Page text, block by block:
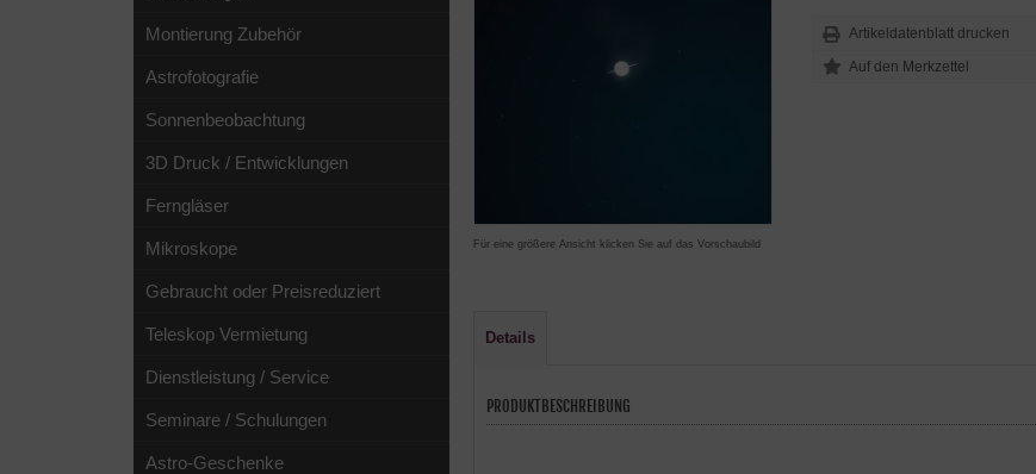
Für eine größere Ansicht klicken Sie auf das Vorschaubild
Artikeldatenblatt drucken
Details
PRODUKTBESCHREIBUNG
Montierung Zubehör
Astrofotografie
Sonnenbeobachtung
3D Druck / Entwicklungen
Ferngläser
Mikroskope
Gebraucht oder Preisreduziert
Teleskop Vermietung
Dienstleistung / Service
Seminare / Schulungen
Astro-Geschenke